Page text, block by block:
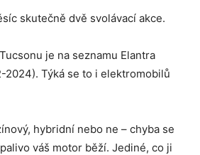
skutečně dvě svolávací akce.
je na seznamu Elantra
2024). Týká se to i elektromobilů
hybridní nebo ne – chyba se
váš motor běží. Jediné, co ji